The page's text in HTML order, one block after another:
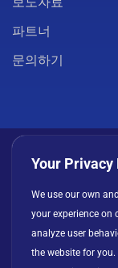
파트너
문의하기
Your
We use our own
your experience on
analyze user
the website for you.